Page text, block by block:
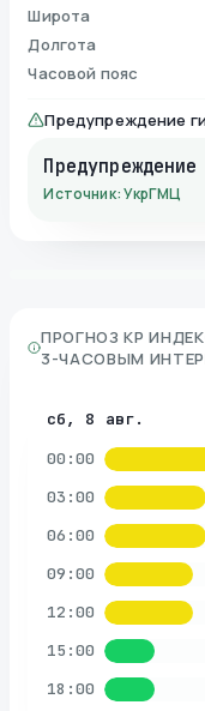
Широта
Долгота
Часовой пояс
Предупреждение
Источник: УкрГМЦ
ПРОГНОЗ KP
3-ЧАСОВЫМ
сб, 8 авг.
00:00
03:00
06:00
09:00
12:00
15:00
18:00